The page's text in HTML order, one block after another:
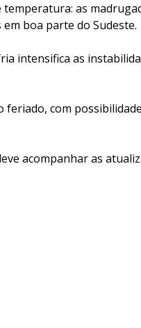
as
boa parte do Sudeste.
intensifica as
com
acompanhar as